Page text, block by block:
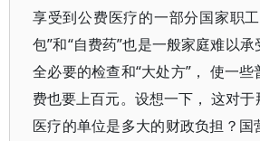
享受到公费医疗的一部分国家职
包”和“自费药”也是一般家庭难以
全必要的检查和“大处方”， 使一
费也要上百元。设想一下， 这对
医疗的单位是多大的财政负担？国